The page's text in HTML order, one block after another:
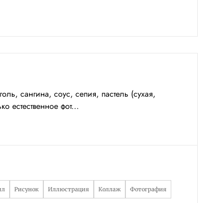
сангина, соус, сепия, пастель (сухая,
естественное фот...
Рисунок Иллюстрация Коллаж Фотография